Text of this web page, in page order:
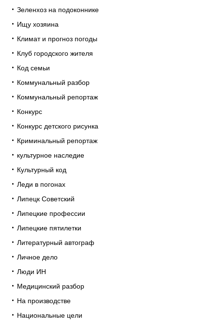
Зеленхоз на подоконнике
Ищу хозяина
Климат и прогноз погоды
Клуб городского жителя
Код семьи
Коммунальный разбор
Коммунальный репортаж
Конкурс
Конкурс детского рисунка
Криминальный репортаж
культурное наследие
Культурный код
Леди в погонах
Липецк Советский
Липецкие профессии
Липецкие пятилетки
Литературный автограф
Личное дело
Люди ИН
Медицинский разбор
На производстве
Национальные цели